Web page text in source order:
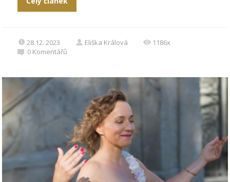
28.12. 2023 Eliška Králová
1186x
0 Komentářů